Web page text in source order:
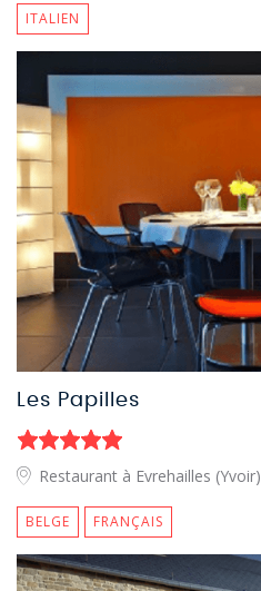
ITALIEN
Les Papilles
Restaurant à Evrehailles (Yvoir)
BELGE FRANÇAIS